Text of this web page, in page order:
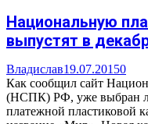
Национальную
выпустят в
Владислав19.07.20150
Как сообщил сайт
(НСПК) РФ, уже выбран
платежной пластиковой